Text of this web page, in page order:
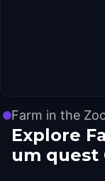
Farm in the
Explore
um quest